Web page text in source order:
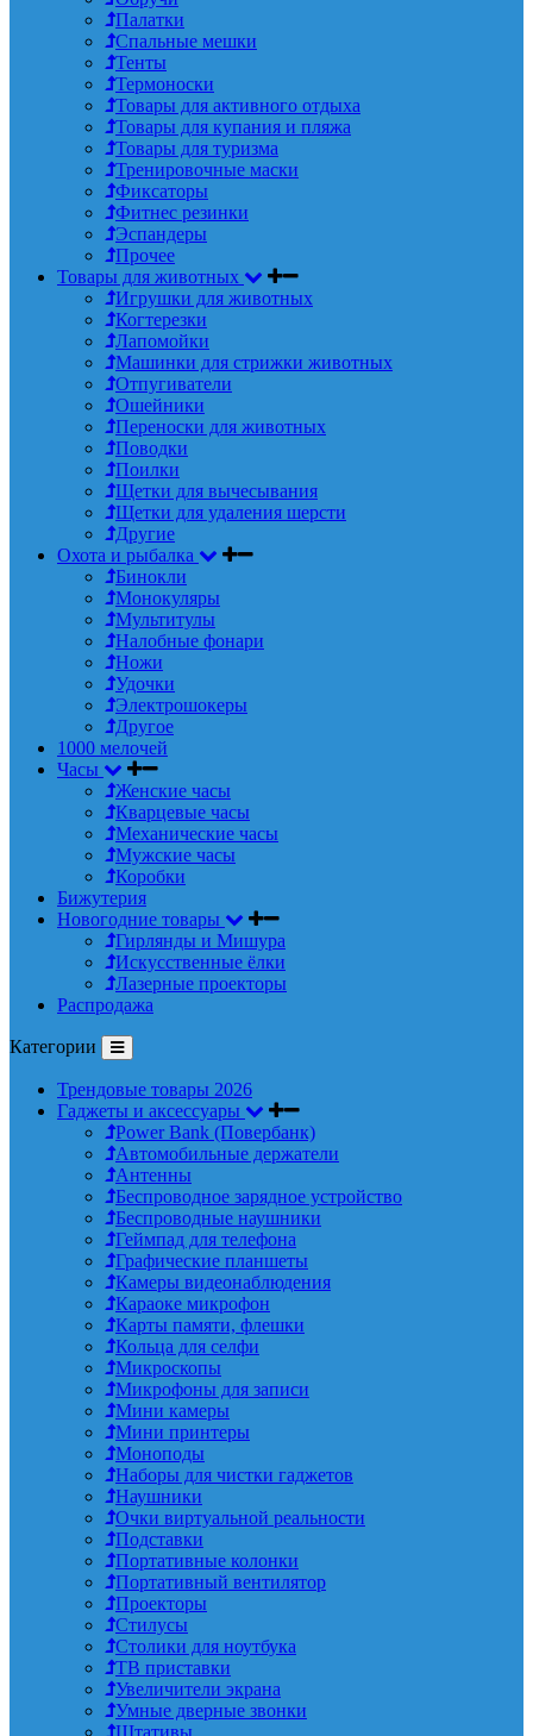
Палатки
Спальные мешки
Тенты
Термоноски
Товары для активного отдыха
Товары для купания и пляжа
Товары для туризма
Тренировочные маски
Фиксаторы
Фитнес резинки
Эспандеры
Прочее
Товары для животных
Игрушки для животных
Когтерезки
Лапомойки
Машинки для стрижки животных
Отпугиватели
Ошейники
Переноски для животных
Поводки
Поилки
Щетки для вычесывания
Щетки для удаления шерсти
Другие
Охота и рыбалка
Бинокли
Монокуляры
Мультитулы
Налобные фонари
Ножи
Удочки
Электрошокеры
Другое
1000 мелочей
Часы
Женские часы
Кварцевые часы
Механические часы
Мужские часы
Коробки
Бижутерия
Новогодние товары
Гирлянды и Мишура
Искусственные ёлки
Лазерные проекторы
Распродажа
Категории
Трендовые товары 2026
Гаджеты и аксессуары
Power Bank (Повербанк)
Автомобильные держатели
Антенны
Беспроводное зарядное устройство
Беспроводные наушники
Геймпад для телефона
Графические планшеты
Камеры видеонаблюдения
Караоке микрофон
Карты памяти, флешки
Кольца для селфи
Микроскопы
Микрофоны для записи
Мини камеры
Мини принтеры
Моноподы
Наборы для чистки гаджетов
Наушники
Очки виртуальной реальности
Подставки
Портативные колонки
Портативный вентилятор
Проекторы
Стилусы
Столики для ноутбука
ТВ приставки
Увеличители экрана
Умные дверные звонки
Штативы